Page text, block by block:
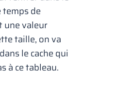
temps de
une valeur
taille, on va
le cache qui
à ce tableau.